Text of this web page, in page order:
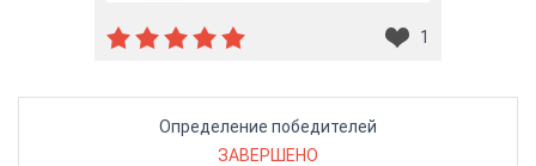
1
Определение победителей
ЗАВЕРШЕНО